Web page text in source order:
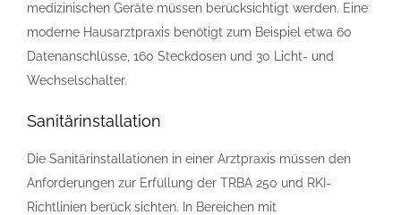
medizinischen Geräte müssen berücksichtigt werden. Eine
moderne Hausarztpraxis benötigt zum Beispiel etwa 60
Datenanschlüsse, 160 Steckdosen und 30 Licht- und
Wechselschalter.
Sanitärinstallation
Die Sanitärinstallationen in einer Arztpraxis müssen den
Anforderungen zur Erfüllung der TRBA 250 und RKI-
Richtlinien berück sichten. In Bereichen mit